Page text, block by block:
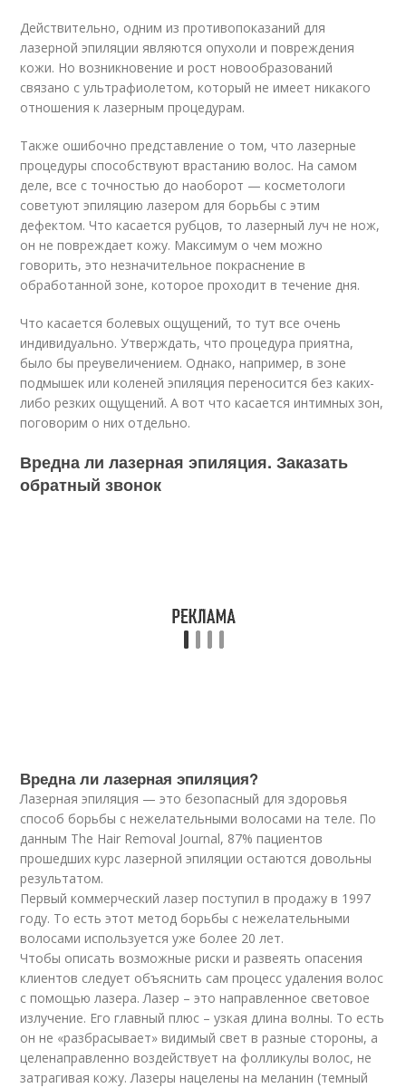
Действительно, одним из противопоказаний для
лазерной эпиляции являются опухоли и повреждения
кожи. Но возникновение и рост новообразований
связано с ультрафиолетом, который не имеет никакого
отношения к лазерным процедурам.
Также ошибочно представление о том, что лазерные
процедуры способствуют врастанию волос. На самом
деле, все с точностью до наоборот — косметологи
советуют эпиляцию лазером для борьбы с этим
дефектом. Что касается рубцов, то лазерный луч не нож,
он не повреждает кожу. Максимум о чем можно
говорить, это незначительное покраснение в
обработанной зоне, которое проходит в течение дня.
Что касается болевых ощущений, то тут все очень
индивидуально. Утверждать, что процедура приятна,
было бы преувеличением. Однако, например, в зоне
подмышек или коленей эпиляция переносится без каких-
либо резких ощущений. А вот что касается интимных зон,
поговорим о них отдельно.
Вредна ли лазерная эпиляция. Заказать
обратный звонок
Вредна ли лазерная эпиляция?
Лазерная эпиляция — это безопасный для здоровья
способ борьбы с нежелательными волосами на теле. По
данным The Hair Removal Journal, 87% пациентов
прошедших курс лазерной эпиляции остаются довольны
результатом.
Первый коммерческий лазер поступил в продажу в 1997
году. То есть этот метод борьбы с нежелательными
волосами используется уже более 20 лет.
Чтобы описать возможные риски и развеять опасения
клиентов следует объяснить сам процесс удаления волос
с помощью лазера. Лазер – это направленное световое
излучение. Его главный плюс – узкая длина волны. То есть
он не «разбрасывает» видимый свет в разные стороны, а
целенаправленно воздействует на фолликулы волос, не
затрагивая кожу. Лазеры нацелены на меланин (темный